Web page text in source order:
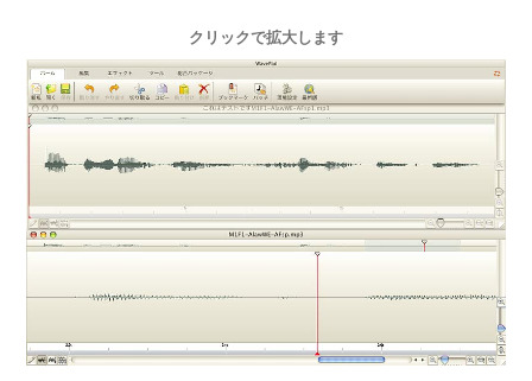
クリックで拡大します